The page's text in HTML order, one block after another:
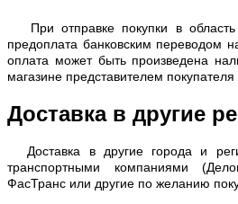
При отправке покупки в
предоплата банковским переводом
оплата может быть произведена
магазине представителем
Доставка в другие
Доставка в другие города и
транспортными компаниями
ФасТранс или другие по желанию